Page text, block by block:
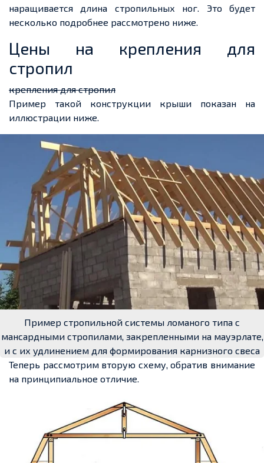
наращивается длина стропильных ног. Это будет
несколько подробнее рассмотрено ниже.
Цены на крепления для
стропил
крепления для стропил
Пример такой конструкции крыши показан на
иллюстрации ниже.
Пример стропильной системы ломаного типа с
мансардными стропилами, закрепленными на мауэрлате,
и с их удлинением для формирования карнизного свеса
Теперь рассмотрим вторую схему, обратив внимание
на принципиальное отличие.